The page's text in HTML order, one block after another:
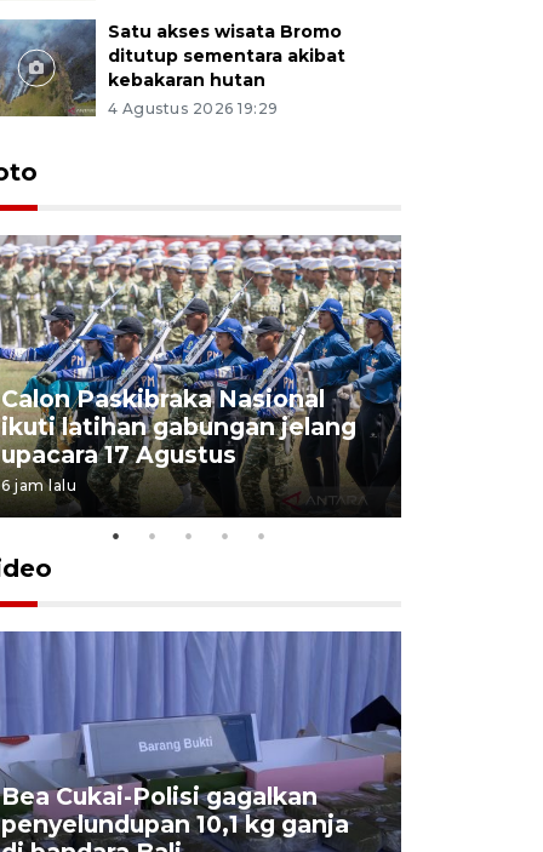
Satu akses wisata Bromo
ditutup sementara akibat
kebakaran hutan
4 Agustus 2026 19:29
Calon Paskibraka Nasional
ikuti latihan gabungan jelang
upacara 17 Agustus
6 jam lalu
Bea Cukai-Polisi gagalkan
penyelundupan 10,1 kg ganja